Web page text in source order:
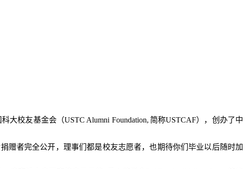
大校友基金会（USTC Alumni Foundation, 简称USTCAF），创办了中
赠者完全公开，理事们都是校友志愿者，也期待你们毕业以后随时加